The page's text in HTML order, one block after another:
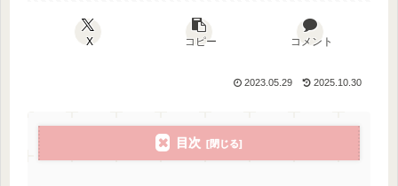
X コピー コメント
2023.05.29 2025.10.30
目次